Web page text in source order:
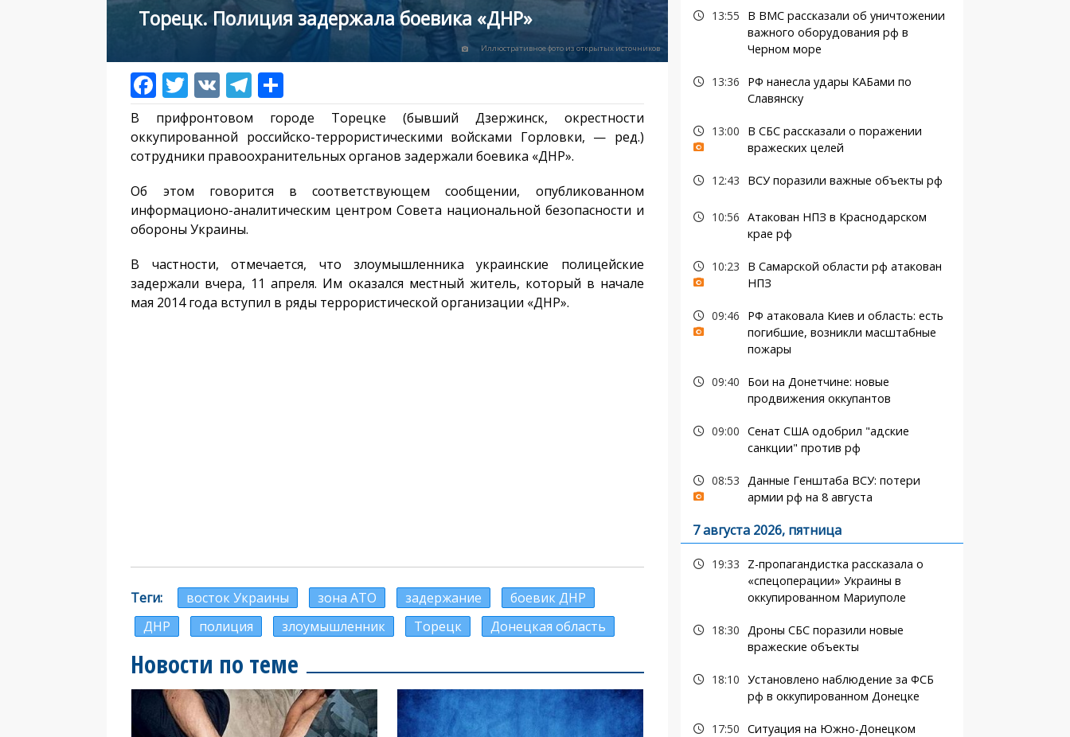
Торецк. Полиция задержала боевика «ДНР»
Иллюстративное фото из открытых источников
В прифронтовом городе Торецке (бывший Дзержинск, окрестности
оккупированной российско-террористическими войсками Горловки, — ред.)
сотрудники правоохранительных органов задержали боевика «ДНР».
Об этом говорится в соответствующем сообщении, опубликованном
информационо-аналитическим центром Совета национальной безопасности и
обороны Украины.
В частности, отмечается, что злоумышленника украинские полицейские
задержали вчера, 11 апреля. Им оказался местный житель, который в начале
мая 2014 года вступил в ряды террористической организации «ДНР».
Теги восток Украины зона АТО задержание
боевик ДНР
ДНР
полиция злоумышленник Торецк Донецкая область
Новости по теме
13:55
В ВМС рассказали об уничтожении
важного оборудования рф в
Черном море
13:36
РФ нанесла удары КАБами по
Славянску
13:00
В СБС рассказали о поражении
вражеских целей
12:43 ВСУ поразили важные объекты рф
10:56 Атакован НПЗ в Краснодарском
крае рф
10:23
В Самарской области рф атакован
НПЗ
09:46
РФ атаковала Киев и область: есть
погибшие, возникли масштабные
пожары
09:40
Бои на Донетчине: новые
продвижения оккупантов
09:00 Сенат США одобрил "адские
санкции" против рф
08:53 Данные Генштаба ВСУ: потери
армии рф на 8 августа
7 августа 2026, пятница
19:33
Z-пропагандистка рассказала о
«спецоперации» Украины в
оккупированном Мариуполе
18:30 Дроны СБС поразили новые
вражеские объекты
18:10 Установлено наблюдение за ФСБ
рф в оккупированном Донецке
17:50 Ситуация на Южно-Донецком